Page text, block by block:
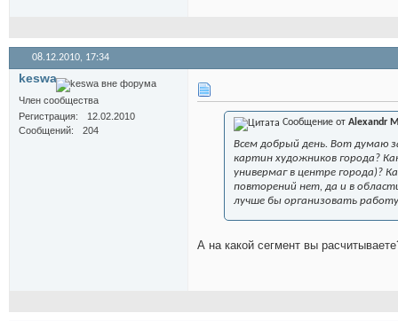
08.12.2010, 17:34
keswa
Член сообщества
Регистрация
12.02.2010
Сообщений
204
Сообщение от Alexandr M
Всем добрый день. Вот думаю
картин художников города?
универмаг в центре города)?
повторений нет, да и в
лучше бы организовать
А на какой сегмент вы